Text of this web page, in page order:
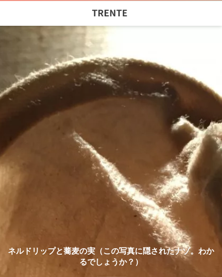
ネルドリップと蕎麦の実（この写真に隠されたナゾ。わか
るでしょうか？）